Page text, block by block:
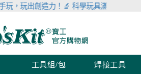
玩出創造力！🔬 科學玩具滿999折100 🛠
工具組/包 焊接工具